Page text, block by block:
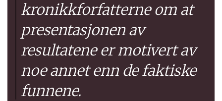
kronikkforfatterne om at
presentasjonen av
resultatene er motivert av
noe annet enn de faktiske
funnene.